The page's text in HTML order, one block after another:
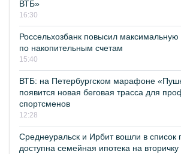
ВТБ»
16:30
Россельхозбанк повысил максимальную
по накопительным счетам
15:40
ВТБ: на Петербургском марафоне
появится новая беговая трасса для
спортсменов
12:28
Среднеуральск и Ирбит вошли в список
доступна семейная ипотека на вторичку